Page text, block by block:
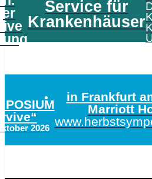
Service für
Krankenhäuser
2026
in Frankfurt
Marriott